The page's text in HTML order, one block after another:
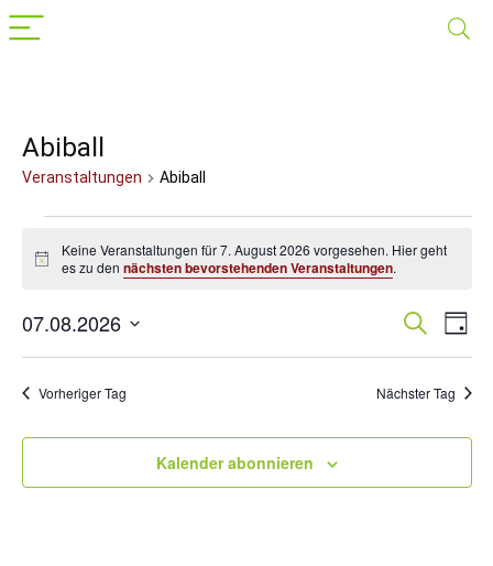
Abiball
Veranstaltungen Abiball
für
August
2026
Hinweis
Keine Veranstaltungen für 7. August 2026 vorgesehen. Hier geht
es zu den nächsten bevorstehenden Veranstaltungen.
Suche
und
Suche
Tag
07.08.2026
Vorheriger Tag Nächster Tag
Kalender abonnieren